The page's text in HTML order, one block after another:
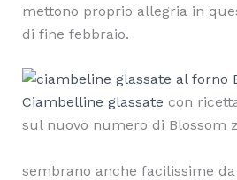
mettono proprio allegria in
di fine febbraio.
Ciambelline glassate con
sul nuovo numero di Blossom
sembrano anche facilissime